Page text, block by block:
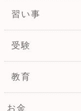
習い事
受験
教育
お金